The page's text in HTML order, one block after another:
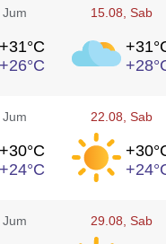
, Jum
+31°C
+26°C
15.08 , Sab
+31°
+28°
, Jum
+30°C
+24°C
22.08 , Sab
+30°
+24°
, Jum 29.08 , Sab